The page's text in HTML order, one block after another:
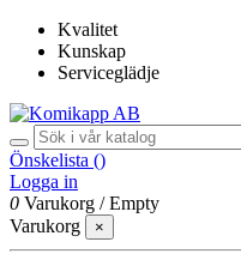
Kvalitet
Kunskap
Serviceglädje
Önskelista ()
Logga in
0 Varukorg /Empty
Varukorg
×